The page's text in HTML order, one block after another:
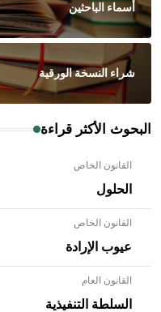
أسماء الباحثين
شراء النسخة الورقية
البحوث الأكثر قراءة
القانون الخاص
الحلول
القانون الخاص
عيوب الإرادة
القانون العام
السلطة التنفيذية